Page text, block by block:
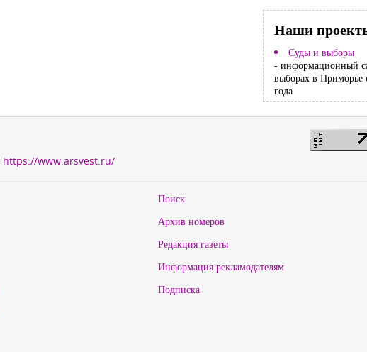
Наши
Суды и выборы
- информационный
выборах в Приморье
года
https://www.arsvest.ru/
Поиск
Архив номеров
Редакция газеты
Информация рекламодателям
Подписка